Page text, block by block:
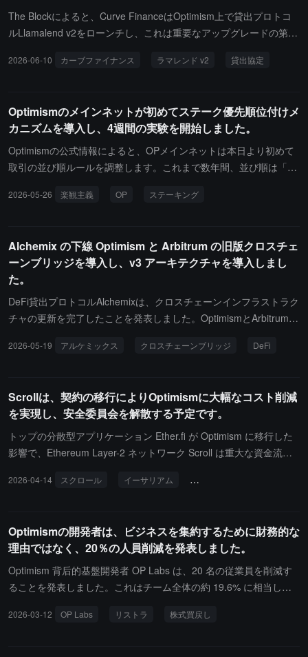
The Blockによると、Curve FinanceはOptimism上で貸出プロトコ
ルLlamalend v2をローンチし、これは重要なアップグレードの第一
定です。Llamalend v2は、crvUSDのみをサポートする制限を撤廃
フサイクル管理を担当します。ユーザーはCurve LPトークンを担保
として使用でき、市場形成のエクスポージャーを維持しながら資金
を貸し出し、資本効率を向上させることができます。今回のOptimi
smでのローンチは、Optimism Foundationから提供された25万OP
ンセンティブとして使用されます。ローンチ初期の貸出上限はゼロ
れる見込みです。
2026-06-10 カーブファイナンス ラマレンド v2 貸出協定
Optimismのメインネットが初めてステーク優先順位付けメ
カニズムを導入し、4週間の実験を開始しました。
Optimismの公式情報によると、OPメインネットは本日より初めて
取引の並び順ルールを調整します。これまで数年間、並び順は「最
回新たにステーキングに基づく優先並び順オプションが追加されま
できます。参加条件は、PolicyEngine Staking契約に対して100,000
枚以上のOPをステークすることです。実験は2つの段階で進行しま
す：第一段階（第1週）はFIFO（先入れ先出し）方式を採用し、ス
テーク量が最低基準を超えても優先順位には影響しません；第二段
階（第2-4週）は、ステーク期間に基づく加重優先Gas乗数メカニ
す。実験に参加しないユーザーの取引並び順ルールは変更されず、
2026-05-26 楽観主義 OP ステーキング
Alchemix の下線 Optimism と Arbitrum の旧版クロスチェ
ーンブリッジを導入し、v3 アーキテクチャを導入しまし
た。
DeFi貸出プロトコルAlchemixは、クロスチェーンインフラストラク
チャの更新を完了したことを発表しました。OptimismとArbitrum上
となり、v3アルケミストに対応した新版クロスチェーンブリッジに
ーン取引は引き続き2/3のマルチシグ確認メカニズムを維持し、ク
ロスチェーン検証インフラストラクチャの信頼性を高めるためにDe
utsche Telekomを検証サービスプロバイダーとして導入しました。
2026-05-19 アルケミックス クロスチェーンブリッジ DeFi
Scrollは、契約の移行によりOptimismに大幅なコスト削減
を実現し、安全委員会を解散する予定です。
トップの分散型アプリケーション Ether.fi が Optimism に移行した
影響で、Ethereum Layer-2 ネットワーク Scroll は重大な資金流出
約 1,300 万ドルの費用損失が発生しました。Scroll は、分散型セキ
内部チームに移譲されます。さらに、Scroll はプロトコル移行後に
一時的にネットワークのガス料金を 1,280 倍引き上げ、ユーザーが
5 万ドル以上の手数料を余分に支払う結果となりましたが、現在は
正常に戻っています。この調整後、Scroll の TVL は約 2,300 万ド
に確認できることを保証しています。
2026-04-14 スクロール イーサリアム 分散型アプリケーション
Optimismの開発者は、ビジネスを集約するために財務的な
理由ではなく、20％の人員削減を発表しました。
Optimism 背后的基盤開発者 OP Labs は、20 名の従業員を削減す
ることを発表しました。これはチーム全体の約 19.6% に相当しま
ang は、内部信でこの解雇が財務的な圧力によるものではなく、現
2026-03-12 OP Labs リストラ 株式買戻し